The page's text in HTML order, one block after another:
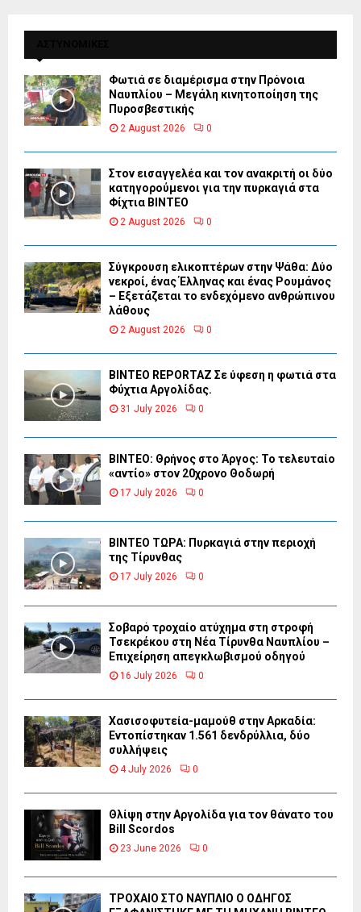
Φωτιά σε διαμέρισμα στην Πρόνοια
Ναυπλίου – Μεγάλη κινητοποίηση της
Πυροσβεστικής
2 August 2026 0
Στον εισαγγελέα και τον ανακριτή οι δύο
κατηγορούμενοι για την πυρκαγιά στα
Φίχτια ΒΙΝΤΕΟ
2 August 2026 0
Σύγκρουση ελικοπτέρων στην Ψάθα: Δύο
νεκροί, ένας Έλληνας και ένας Ρουμάνος
– Εξετάζεται το ενδεχόμενο ανθρώπινου
λάθους
2 August 2026 0
BINTEO REPORTAZ Σε ύφεση η φωτιά στα
Φύχτια Αργολίδας.
31 July 2026 0
ΒΙΝΤΕΟ: Θρήνος στο Άργος: Το τελευταίο
«αντίο» στον 20χρονο Θοδωρή
17 July 2026 0
ΒΙΝΤΕΟ ΤΩΡΑ: Πυρκαγιά στην περιοχή
της Τίρυνθας
17 July 2026 0
Σοβαρό τροχαίο ατύχημα στη στροφή
Τσεκρέκου στη Νέα Τίρυνθα Ναυπλίου –
Επιχείρηση απεγκλωβισμού οδηγού
16 July 2026 0
Χασισοφυτεία-μαμούθ στην Αρκαδία:
Εντοπίστηκαν 1.561 δενδρύλλια, δύο
συλλήψεις
4 July 2026 0
Θλίψη στην Αργολίδα για τον θάνατο του
Bill Scordos
23 June 2026 0
ΤΡΟΧΑΙΟ ΣΤΟ ΝΑΥΠΛΙΟ Ο ΟΔΗΓΟΣ